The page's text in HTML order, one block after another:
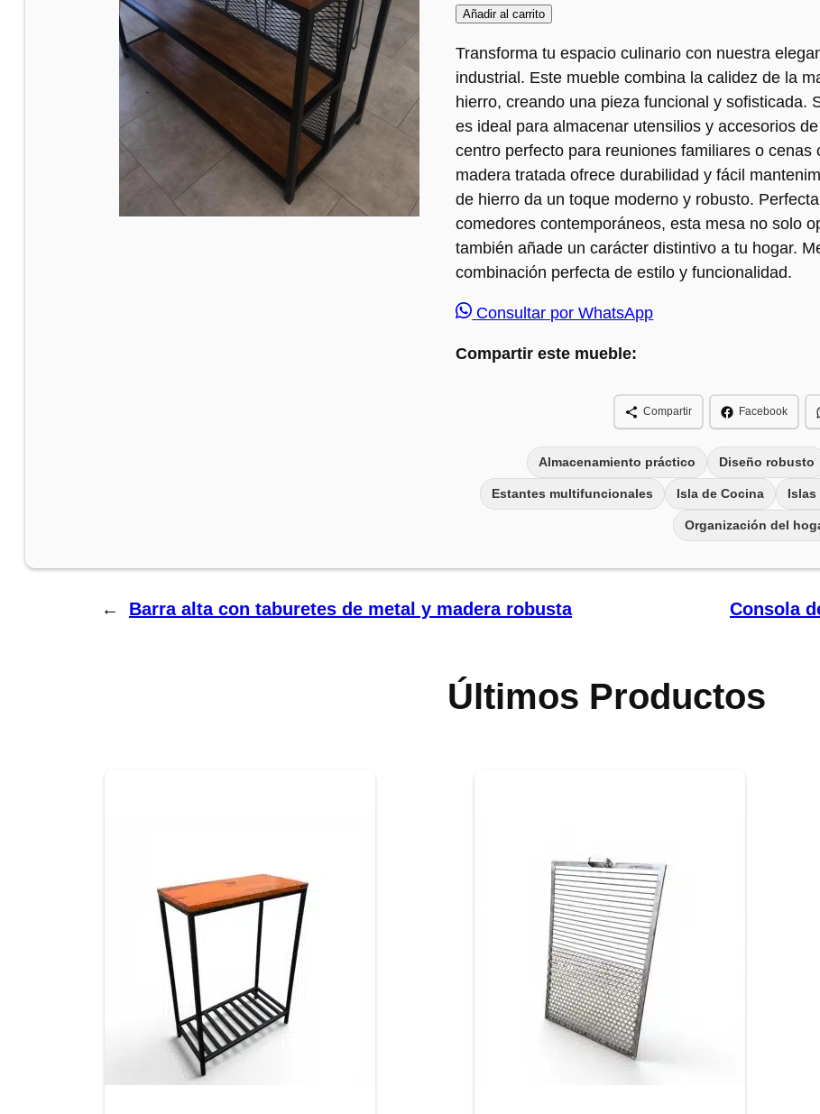
Añadir al carrito
Transforma tu espacio culinario con nuestra
industrial. Este mueble combina la calidez de la
hierro, creando una pieza funcional y sofisticada.
es ideal para almacenar utensilios y accesorios
centro perfecto para reuniones familiares o cenas
madera tratada ofrece durabilidad y fácil
de hierro da un toque moderno y robusto.
comedores contemporáneos, esta mesa no solo
también añade un carácter distintivo a tu hogar.
combinación perfecta de estilo y funcionalidad.
Consultar por WhatsApp
Compartir este mueble:
Compartir Facebook
Almacenamiento práctico Diseño robusto
Estantes multifuncionales Isla de Cocina Islas
Organización del
← Barra alta con taburetes de metal y madera robusta Consola
Últimos Productos